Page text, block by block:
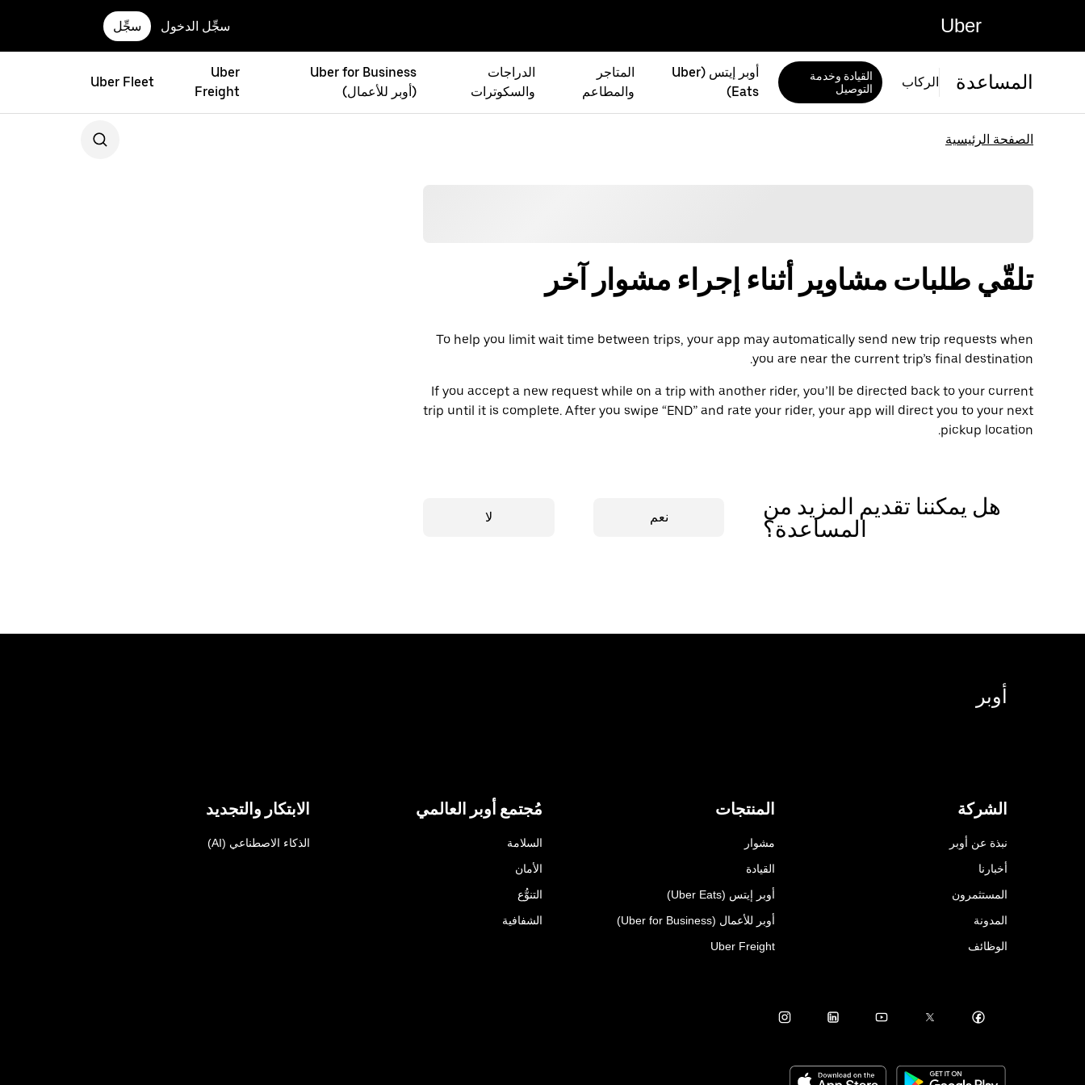
Uber سجِّل الدخول سجِّل
المساعدة الركاب
القيادة وخدمة
التوصيل
أوبر إيتس (Uber
Eats)
المتاجر
والمطاعم
الدراجات
والسكوترات
Uber for Business
(أوبر للأعمال)
Uber
Freight
Uber Fleet
الصفحة الرئيسية
تلقّي طلبات مشاوير أثناء إجراء مشوار آخر
To help you limit wait time between trips, your app may automatically send new trip requests when
you are near the current trip’s final destination.
If you accept a new request while on a trip with another rider, you’ll be directed back to your current
trip until it is complete. After you swipe “END” and rate your rider, your app will direct you to your next
pickup location.
هل يمكننا تقديم المزيد من
المساعدة؟
نعم لا
أوبر
الشركة
نبذة عن أوبر
أخبارنا
المستثمرون
المدونة
الوظائف
المنتجات
مشوار
القيادة
أوبر إيتس (Uber Eats)
أوبر للأعمال (Uber for Business)
Uber Freight
مُجتمع أوبر العالمي
السلامة
الأمان
التنوُّع
الشفافية
الابتكار والتجديد
الذكاء الاصطناعي (AI)